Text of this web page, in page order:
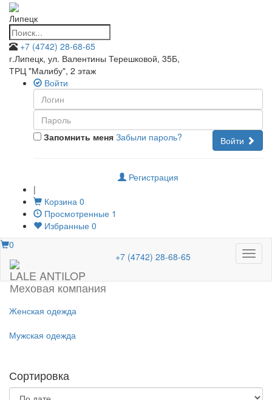
Липецк
+7 (4742) 28-68-65
г.Липецк, ул. Валентины Терешковой, 35Б,
ТРЦ "Малибу", 2 этаж
Войти
Запомнить меня Войти
Забыли пароль?
Регистрация
|
Корзина 0
Просмотренные 1
Избранные 0
Меню
0
LALE ANTILOP
Меховая компания
+7 (4742) 28-68-65
Женская одежда
Мужская одежда
Сортировка